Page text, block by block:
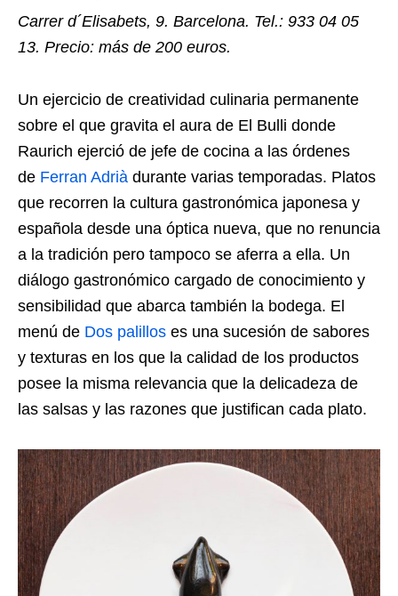
Carrer d´Elisabets, 9. Barcelona. Tel.: 933 04 05
13. Precio: más de 200 euros.
Un ejercicio de creatividad culinaria permanente
sobre el que gravita el aura de El Bulli donde
Raurich ejerció de jefe de cocina a las órdenes
de Ferran Adrià durante varias temporadas. Platos
que recorren la cultura gastronómica japonesa y
española desde una óptica nueva, que no renuncia
a la tradición pero tampoco se aferra a ella. Un
diálogo gastronómico cargado de conocimiento y
sensibilidad que abarca también la bodega. El
menú de Dos palillos es una sucesión de sabores
y texturas en los que la calidad de los productos
posee la misma relevancia que la delicadeza de
las salsas y las razones que justifican cada plato.